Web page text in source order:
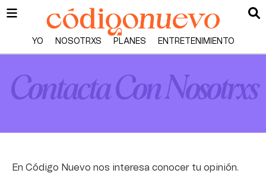
YO NOSOTRXS PLANES ENTRETENIMIENTO
Contacta Con Nosotrxs
En Código Nuevo nos interesa conocer tu opinión.